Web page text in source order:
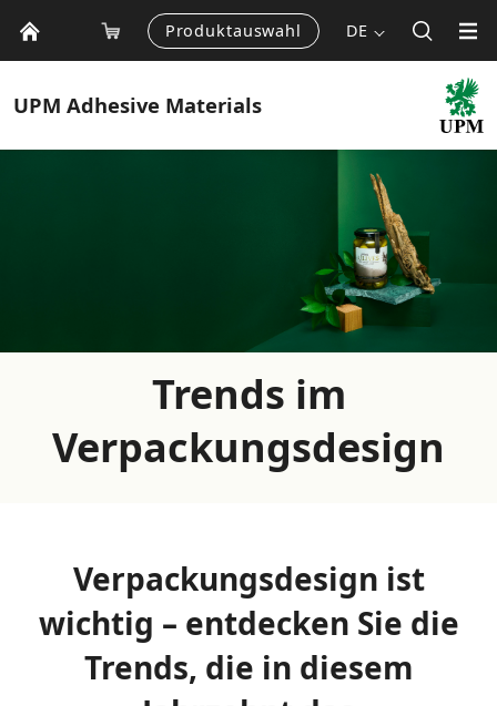
Produktauswahl DE
UPM Adhesive Materials
Trends im
Verpackungsdesign
Verpackungsdesign ist
wichtig – entdecken Sie die
Trends, die in diesem